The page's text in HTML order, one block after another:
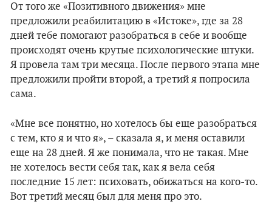
От того же «Позитивного движения» мне
предложили реабилитацию в «Истоке», где за 28
дней тебе помогают разобраться в себе и вообще
происходят очень крутые психологические штуки.
Я провела там три месяца. После первого этапа мне
предложили пройти второй, а третий я попросила
сама.
«Мне все понятно, но хотелось бы еще разобраться
с тем, кто я и что я», – сказала я, и меня оставили
еще на 28 дней. Я же понимала, что не такая. Мне
не хотелось вести себя так, как я вела себя
последние 15 лет: психовать, обижаться на кого-то.
Вот третий месяц был для меня про это.